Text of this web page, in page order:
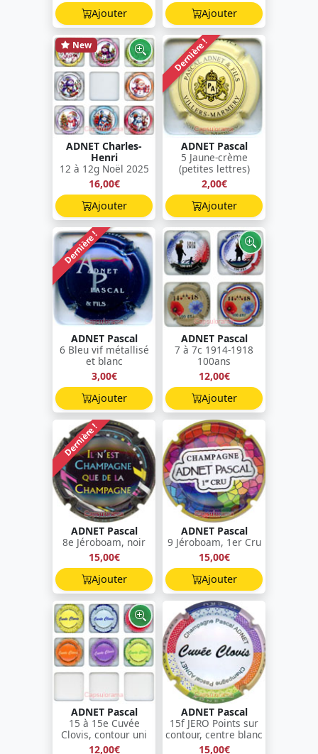
Ajouter
Ajouter
New
ADNET Charles-
Henri
12 à 12g Noël 2025
16,00€
Ajouter
Dernière !
ADNET Pascal
5 Jaune-crème
(petites lettres)
2,00€
Ajouter
Dernière !
ADNET Pascal
6 Bleu vif métallisé
et blanc
3,00€
Ajouter
ADNET Pascal
7 à 7c 1914-1918
100ans
12,00€
Ajouter
Dernière !
ADNET Pascal
8e Jéroboam, noir
15,00€
Ajouter
ADNET Pascal
9 Jéroboam, 1er Cru
15,00€
Ajouter
ADNET Pascal
15 à 15e Cuvée
Clovis, contour uni
12,00€
ADNET Pascal
15f JERO Points sur
contour, centre blanc
15,00€